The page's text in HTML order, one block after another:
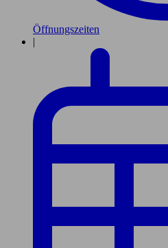
Öffnungszeiten
|